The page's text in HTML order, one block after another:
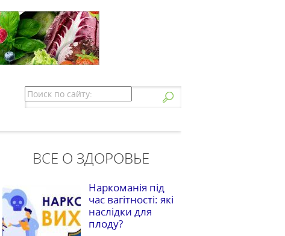
ВСЕ О ЗДОРОВЬЕ
Наркоманія під
час вагітності: які
наслідки для
плоду?